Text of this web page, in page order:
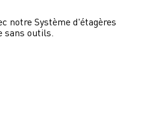
notre Système d'étagères
sans outils.